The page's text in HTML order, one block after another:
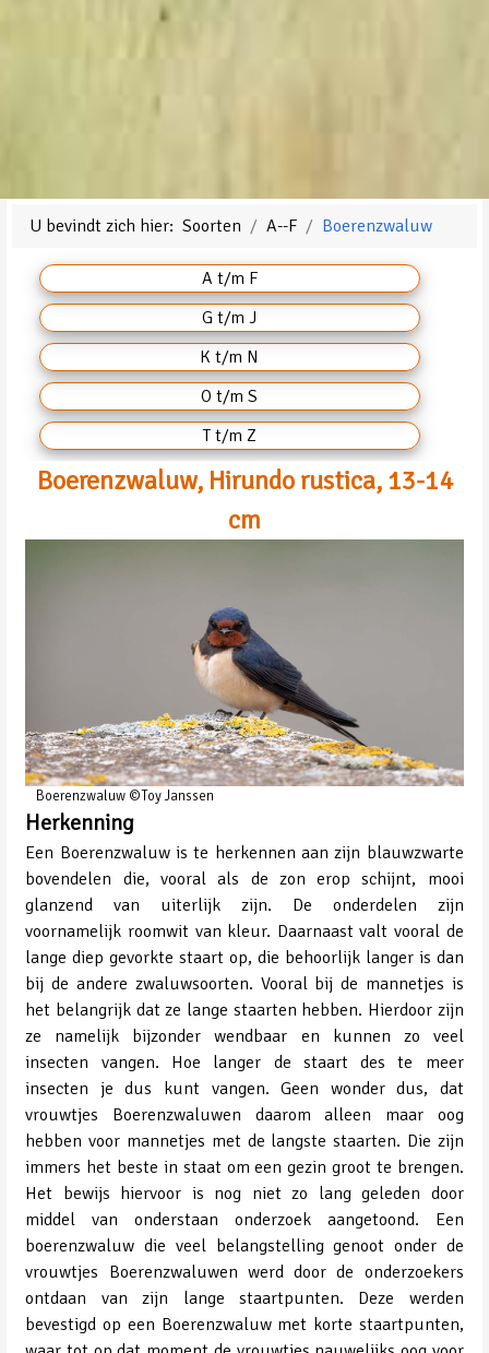
U bevindt zich hier:Soorten A--F Boerenzwaluw
A t/m F
G t/m J
K t/m N
O t/m S
T t/m Z
Boerenzwaluw, Hirundo rustica, 13-14
cm
Boerenzwaluw ©Toy Janssen
Herkenning
Een Boerenzwaluw is te herkennen aan zijn blauwzwarte
bovendelen die, vooral als de zon erop schijnt, mooi
glanzend van uiterlijk zijn. De onderdelen zijn
voornamelijk roomwit van kleur. Daarnaast valt vooral de
lange diep gevorkte staart op, die behoorlijk langer is dan
bij de andere zwaluwsoorten. Vooral bij de mannetjes is
het belangrijk dat ze lange staarten hebben. Hierdoor zijn
ze namelijk bijzonder wendbaar en kunnen zo veel
insecten vangen. Hoe langer de staart des te meer
insecten je dus kunt vangen. Geen wonder dus, dat
vrouwtjes Boerenzwaluwen daarom alleen maar oog
hebben voor mannetjes met de langste staarten. Die zijn
immers het beste in staat om een gezin groot te brengen.
Het bewijs hiervoor is nog niet zo lang geleden door
middel van onderstaan onderzoek aangetoond. Een
boerenzwaluw die veel belangstelling genoot onder de
vrouwtjes Boerenzwaluwen werd door de onderzoekers
ontdaan van zijn lange staartpunten. Deze werden
bevestigd op een Boerenzwaluw met korte staartpunten,